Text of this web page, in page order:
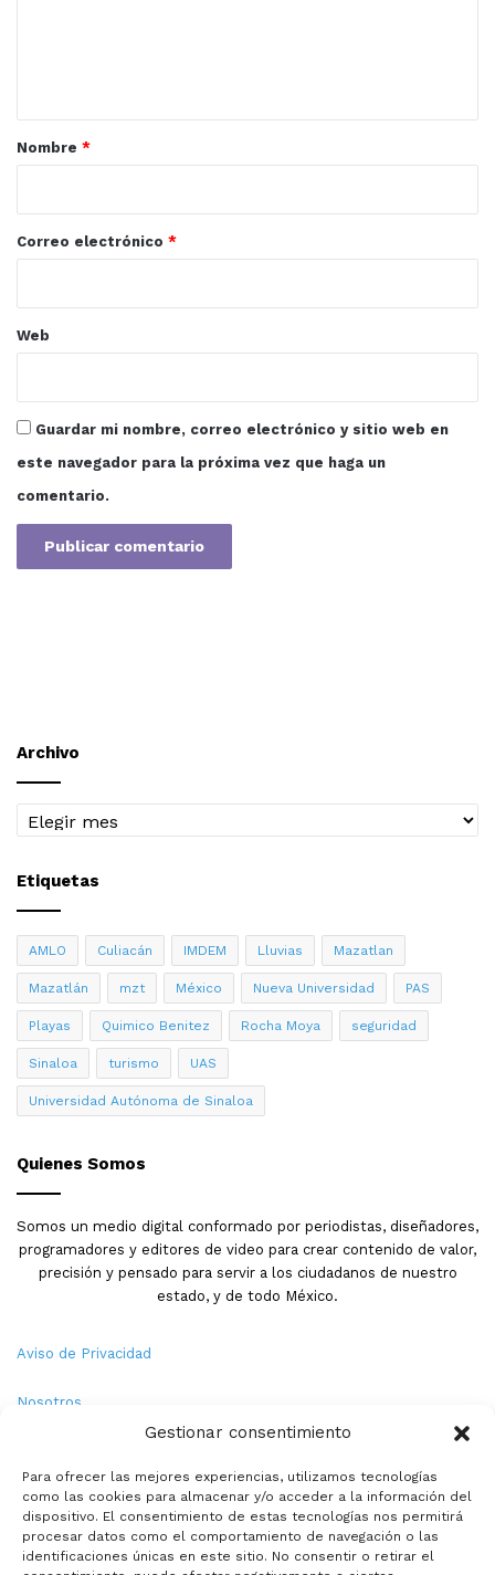
Gestionar consentimiento
Para ofrecer las mejores experiencias, utilizamos tecnologías
como las cookies para almacenar y/o acceder a la información del
dispositivo. El consentimiento de estas tecnologías nos permitirá
procesar datos como el comportamiento de navegación o las
identificaciones únicas en este sitio. No consentir o retirar el
r
*
Nombre *
Correo electrónico *
Web
Guardar mi nombre, correo electrónico y sitio web en
este navegador para la próxima vez que haga un
comentario.
Archivo
Archivo
Etiquetas
AMLO Culiacán IMDEM Lluvias Mazatlan
Mazatlán mzt México Nueva Universidad PAS
Playas Quimico Benitez Rocha Moya seguridad
Sinaloa turismo UAS
Universidad Autónoma de Sinaloa
Quienes Somos
Somos un medio digital conformado por periodistas, diseñadores,
programadores y editores de video para crear contenido de valor,
precisión y pensado para servir a los ciudadanos de nuestro
estado, y de todo México.
Aviso de Privacidad
Nosotros
Política de Cookies
Contacto